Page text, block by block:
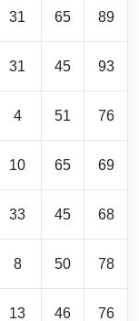
31 65 89
31 45 93
4 51 76
10 65 69
33 45 68
8 50 78
13 46 76